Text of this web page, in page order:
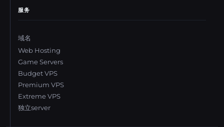
服务
域名
Web Hosting
Game Servers
Budget VPS
Premium VPS
Extreme VPS
独立server